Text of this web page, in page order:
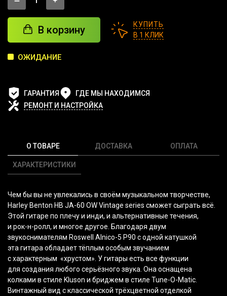
В корзину
КУПИТЬ
В 1 КЛИК
ОЖИДАНИЕ
ГАРАНТИЯ
ГДЕ МЫ НАХОДИМСЯ
РЕМОНТ И НАСТРОЙКА
О ТОВАРЕ
ХАРАКТЕРИСТИКИ
ДОСТАВКА ОПЛАТА
Чем бы вы не увлекались в своём музыкальном творчестве,
Harley Benton HB JA-60 OW Vintage series сможет сыграть всё.
Этой гитаре по плечу и инди, и альтернативные течения,
и рок-н-ролл, и многое другое. Благодаря двум
звукоснимателям Roswell Alnico-5 P90 с одной катушкой
эта гитара обладает тёплым особым звучанием
с характерным «хрустом». У гитары есть все функции
для создания любого серьёзного звука. Она оснащена
колками в стиле Kluson и бриджем в стиле Tune-O-Matic.
Винтажный вид с классической трёхцветной отделкой